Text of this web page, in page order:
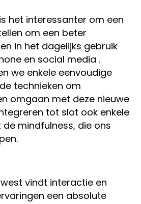
het interessanter om een
om een beter
in het dagelijks gebruik
en social media .
we enkele eenvoudige
technieken om
omgaan met deze nieuwe
tot slot ook enkele
mindfulness, die ons
vindt interactie en
een absolute